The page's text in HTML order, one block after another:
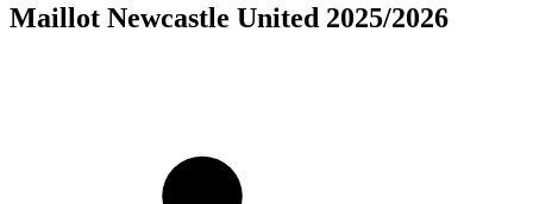
Maillot Newcastle United 2025/2026